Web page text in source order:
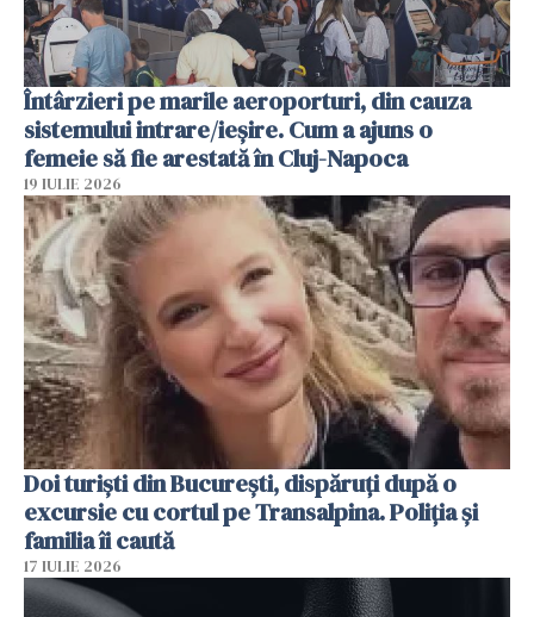
Întârzieri pe marile aeroporturi, din cauza
sistemului intrare/ieșire. Cum a ajuns o
femeie să fie arestată în Cluj-Napoca
19 IULIE 2026
Doi turiști din București, dispăruți după o
excursie cu cortul pe Transalpina. Poliția și
familia îi caută
17 IULIE 2026